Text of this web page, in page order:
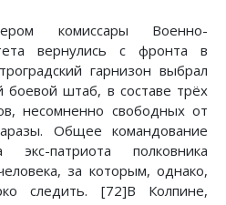
комиссары Военно-
вернулись с фронта в
гарнизон выбрал
боевой штаб, в составе трёх
несомненно свободных от
Общее командование
патриота полковника
за которым, однако,
следить. [72]В Колпине,